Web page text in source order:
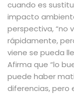
cuando es
impacto
perspectiva, “no
rápidamente,
viene se pueda
Afirma que “lo
puede haber
diferencias, pero